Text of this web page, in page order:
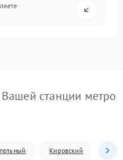
станции метро
Кировский